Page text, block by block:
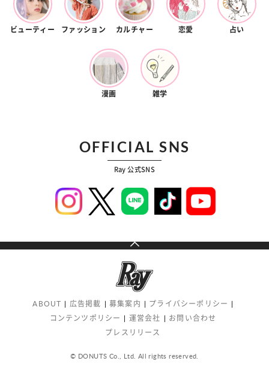
ビューティー ファッション カルチャー 恋愛 占い
漫画 雑学
OFFICIAL SNS
Ray 公式SNS
ABOUT 広告掲載 募集案内
プライバシーポリシー
コンテンツポリシー
運営会社
お問い合わせ
プレスリリース
© DONUTS Co., Ltd. All rights reserved.